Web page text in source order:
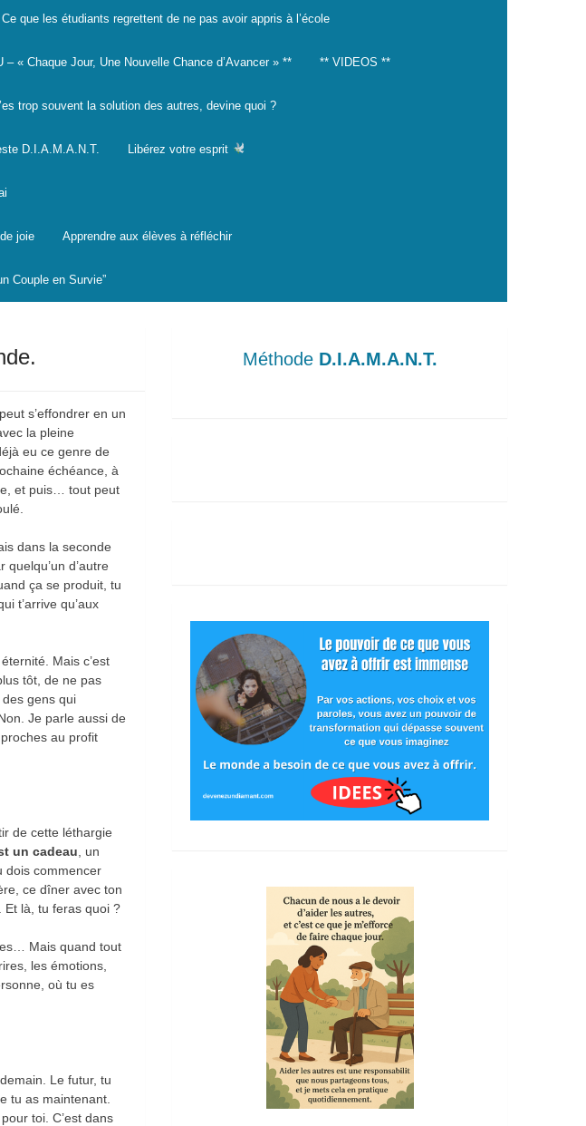
Ce que les étudiants regrettent de ne pas avoir appris à l’école
– « Chaque Jour, Une Nouvelle Chance d’Avancer » ** ** VIDEOS **
trop souvent la solution des autres, devine quoi ?
D.I.A.M.A.N.T. Libérez votre esprit
joie Apprendre aux élèves à réfléchir
Couple en Survie”
s’effondrer en un
la pleine
eu ce genre de
échéance, à
et puis… tout peut
dans la seconde
d’autre
ça se produit, tu
t’arrive qu’aux
Mais c’est
tôt, de ne pas
gens qui
Je parle aussi de
au profit
de cette léthargie
un cadeau , un
dois commencer
ce dîner avec ton
là, tu feras quoi ?
Mais quand tout
rires, les émotions,
où tu es
Le futur, tu
tu as maintenant.
toi. C’est dans
Méthode D.I.A.M.A.N.T.